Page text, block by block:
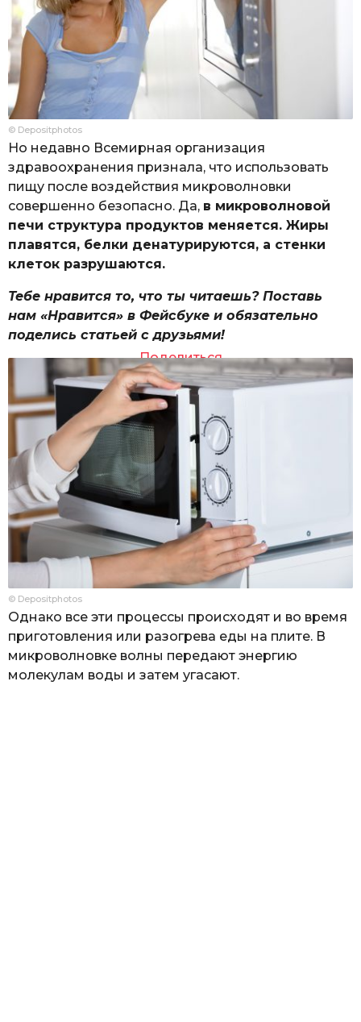
© Depositphotos
Но недавно Всемирная организация
здравоохранения признала, что использовать
пищу после воздействия микроволновки
совершенно безопасно. Да, в микроволновой
печи структура продуктов меняется. Жиры
плавятся, белки денатурируются, а стенки
клеток разрушаются.
Тебе нравится то, что ты читаешь? Поставь
нам «Нравится» в Фейсбуке и обязательно
поделись статьей с друзьями!
Поделиться
© Depositphotos
Однако все эти процессы происходят и во время
приготовления или разогрева еды на плите. В
микроволновке волны передают энергию
молекулам воды и затем угасают.